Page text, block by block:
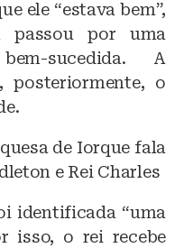
ele “estava bem”,
passou por uma
sucedida. A
posteriormente, o
de Iorque fala
e Rei Charles
identificada “uma
isso, o rei recebe